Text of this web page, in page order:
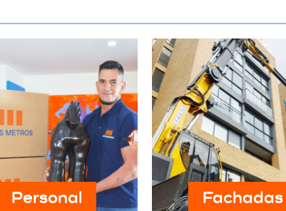
Personal Fachadas